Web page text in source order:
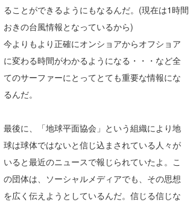
ることができるようにもなるんだ。(現在は1時間
おきの台風情報となっているから)
今よりもより正確にオンショアからオフショア
に変わる時間がわかるようになる・・・など全
てのサーファーにとってとても重要な情報にな
るんだ。
最後に、「地球平面協会」という組織により地
球は球体ではないと信じ込まされている人々が
いると最近のニュースで報じられていたよ。こ
の団体は、ソーシャルメディアでも、その思想
を広く伝えようとしているんだ。信じる信じな
Mr.K
chappy
Romisea